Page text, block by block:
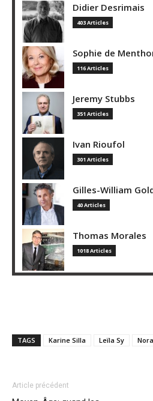
Didier Desrimais
403 Articles
Sophie de
116 Articles
Jeremy Stubbs
351 Articles
Ivan Rioufol
301 Articles
Gilles-William
40 Articles
Thomas Morales
1018 Articles
TAGS Karine Silla Leïla Sy
Article précédent